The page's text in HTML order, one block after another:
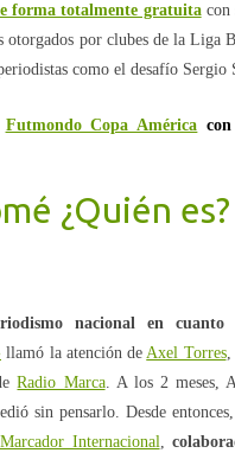
forma totalmente gratuitacon
otorgados por clubes de la Liga
como el desafío Sergio
Futmondo Copa América
¿Quién
nacional en
llamó la atención deAxel Torres,
Radio Marca. A los 2 meses,
sin pensarlo. Desde
Internacional,